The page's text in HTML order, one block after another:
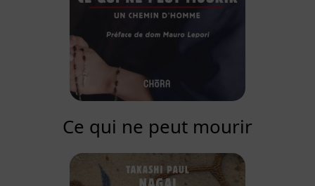
Ce qui ne peut mourir